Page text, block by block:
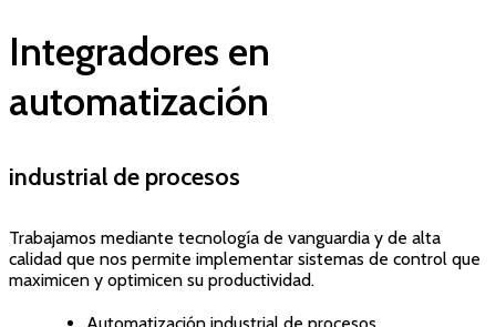
Integradores en
automatización
industrial de procesos
Trabajamos mediante tecnología de vanguardia y de alta
calidad que nos permite implementar sistemas de control que
maximicen y optimicen su productividad.